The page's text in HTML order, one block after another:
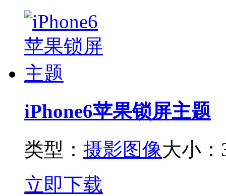
iPhone6苹果锁屏主题
类型： 摄影图像大小：
立即下载